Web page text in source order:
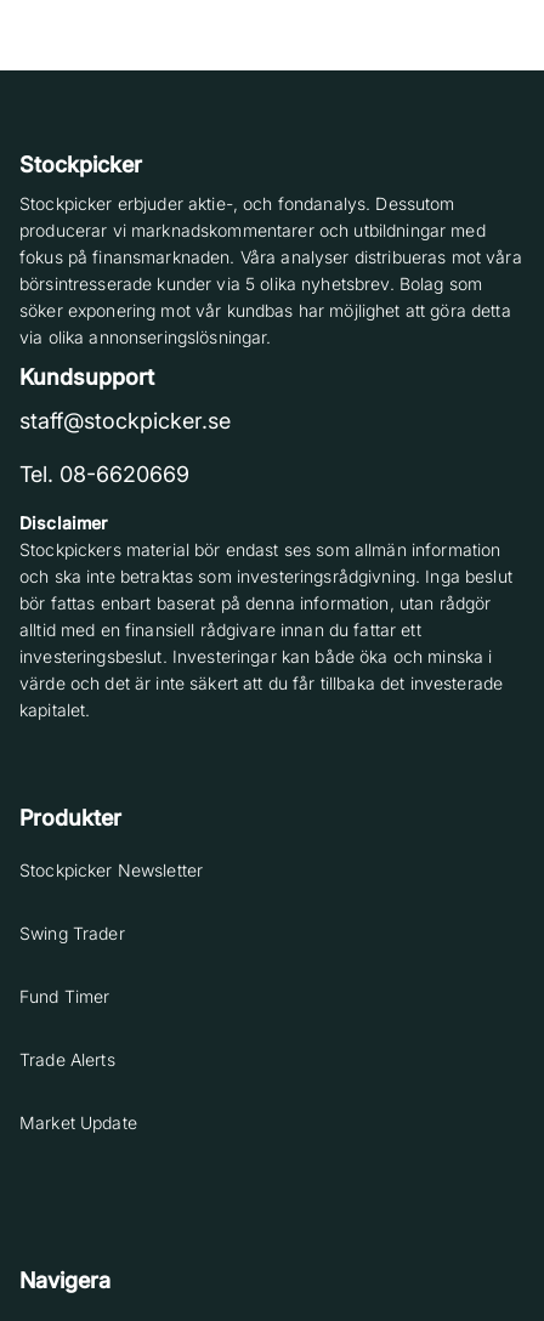
Stockpicker
Stockpicker erbjuder aktie-, och fondanalys. Dessutom
producerar vi marknadskommentarer och utbildningar med
fokus på finansmarknaden. Våra analyser distribueras mot våra
börsintresserade kunder via 5 olika nyhetsbrev. Bolag som
söker exponering mot vår kundbas har möjlighet att göra detta
via olika annonseringslösningar.
Kundsupport
staff@stockpicker.se
Tel. 08-6620669
Disclaimer
Stockpickers material bör endast ses som allmän information
och ska inte betraktas som investeringsrådgivning. Inga beslut
bör fattas enbart baserat på denna information, utan rådgör
alltid med en finansiell rådgivare innan du fattar ett
investeringsbeslut. Investeringar kan både öka och minska i
värde och det är inte säkert att du får tillbaka det investerade
kapitalet.
Produkter
Stockpicker Newsletter
Swing Trader
Fund Timer
Trade Alerts
Market Update
Navigera